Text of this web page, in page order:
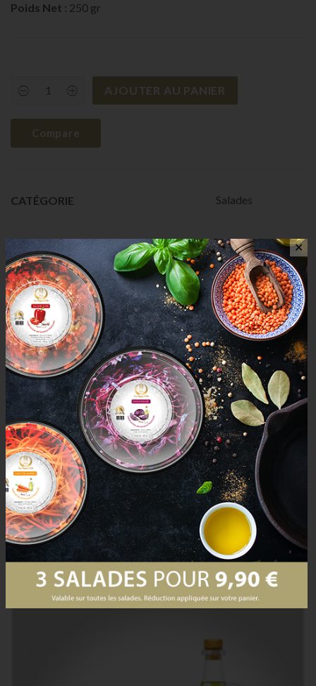
Poids Net : 250 gr
Meshuia
AJOUTER AU PANIER
Compare
CATÉGORIE Salades
AVIS (0)
AVIS
Il n’y a pas encore d’avis.
Seuls les clients connectés ayant acheté ce produit ont la
possibilité de laisser un avis.
Mais aussi
PRODUCTS
✕